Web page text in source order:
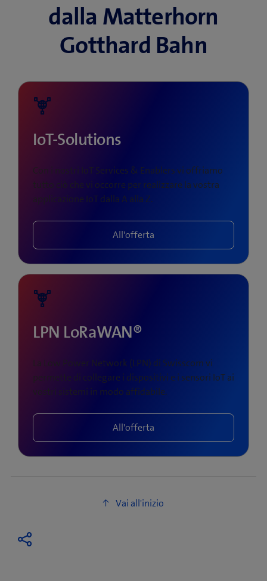
dalla Matterhorn
Gotthard Bahn
IoT-Solutions
Con i nostri IoT Services & Enablers vi offriamo
tutto ciò che vi occorre per realizzare la vostra
applicazione IoT dalla A alla Z.
All'offerta
LPN LoRaWAN®
La Low Power Network (LPN) di Swisscom vi
permette di collegare i dispositivi e i sensori IoT ai
vostri sistemi in modo affidabile.
All'offerta